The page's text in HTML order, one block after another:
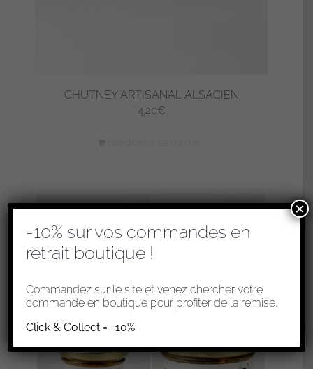
CHUTNEY ARTISANAL ALSACIEN
4,20€
-10% sur vos commandes en
retrait boutique !
Commandez sur le site et venez chercher votre
commande en boutique pour profiter de la remise.
Click & Collect = -10%
×